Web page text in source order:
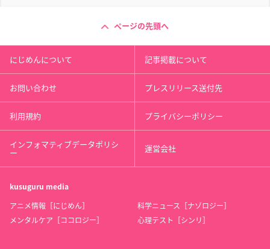
ページの先頭へ
にじめんについて 記事掲載について
お問い合わせ プレスリリース送付先
利用規約 プライバシーポリシー
インフォマティブデータポリシ
ー 運営会社
kusuguru media
アニメ情報［にじめん］
科学ニュース［ナゾロジー］
メンタルケア［ココロジー］
心理テスト［シンリ］